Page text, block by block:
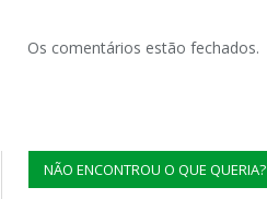
Os comentários estão fechados.
NÃO ENCONTROU O QUE QUERIA?